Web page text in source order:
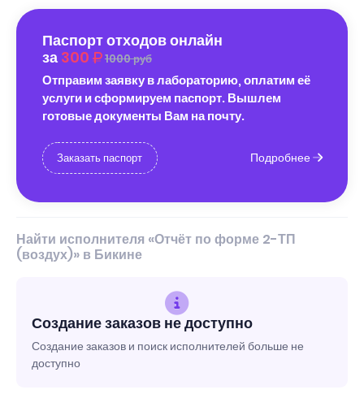
Паспорт отходов онлайн
за 300 1000 руб
Отправим заявку в лабораторию, оплатим её
услуги и сформируем паспорт. Вышлем
готовые документы Вам на почту.
Заказать паспорт Подробнее
Найти исполнителя «Отчёт по форме 2-ТП
(воздух)» в Бикине
Создание заказов не доступно
Создание заказов и поиск исполнителей больше не
доступно